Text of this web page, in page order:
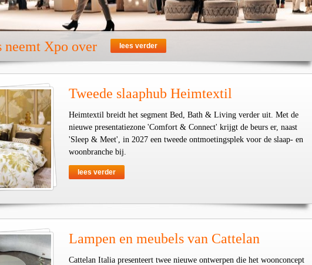
neemt Xpo over lees verder
Tweede slaaphub Heimtextil
Heimtextil breidt het segment Bed, Bath & Living verder uit. Met de
nieuwe presentatiezone 'Comfort & Connect' krijgt de beurs er, naast
'Sleep & Meet', in 2027 een tweede ontmoetingsplek voor de slaap- en
woonbranche bij.
lees verder
Lampen en meubels van Cattelan
Cattelan Italia presenteert twee nieuwe ontwerpen die het woonconcept